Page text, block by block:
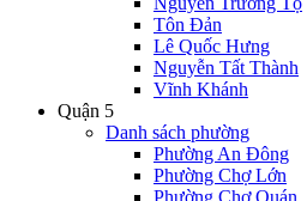
Tôn Đản
Lê Quốc Hưng
Nguyễn Tất Thành
Vĩnh Khánh
Quận 5
Danh sách phường
Phường An Đông
Phường Chợ Lớn
Phường Chợ Quán